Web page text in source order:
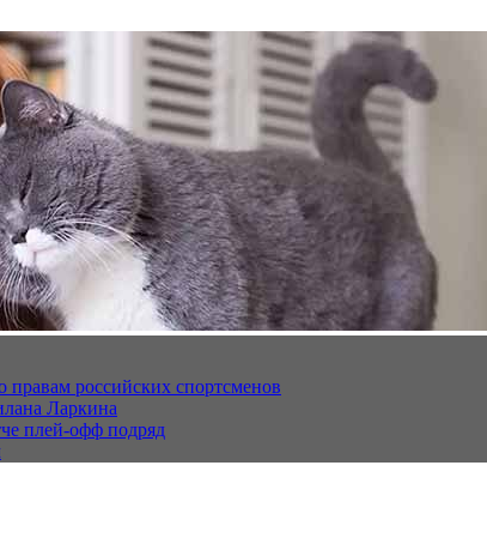
российских спортсменов
Ларкина
плей‑офф подряд